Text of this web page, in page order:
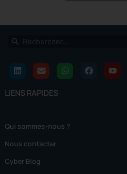
LIENS RAPIDES
Qui sommes-nous ?
Nous contacter
Cyber Blog